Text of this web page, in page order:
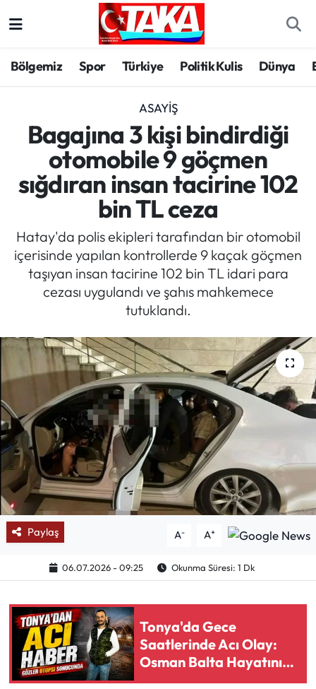
Bölgemiz Spor Türkiye Politik Kulis Dünya
ASAYIŞ
Bagajına 3 kişi bindirdiği
otomobile 9 göçmen
sığdıran insan tacirine 102
bin TL ceza
Hatay'da polis ekipleri tarafından bir otomobil
içerisinde yapılan kontrollerde 9 kaçak göçmen
taşıyan insan tacirine 102 bin TL idari para
cezası uygulandı ve şahıs mahkemece
tutuklandı.
Paylaş A- A+
06.07.2026 - 09:25 Okunma Süresi: 1 Dk
Tonya'da Gece
Saatlerinde Acı Olay:
Osman Balta Hayatını
Kaybetti
Spor
Türkiye
Kültür/Sanat
Politika
Politik Kulis
Dünya
Mektup Galeri
Röportaj
Manşet
Köşe Yazıları
Karikatür Galeri
BIK
Mektup Galeri
Ekonomi
Trabzon Hava Durumu
Trabzon Trafik Yoğunluk Haritası
Süper Lig Puan Durumu ve Fikstür
Tüm Manşetler
Son Dakika Haberleri
Haber Arşivi